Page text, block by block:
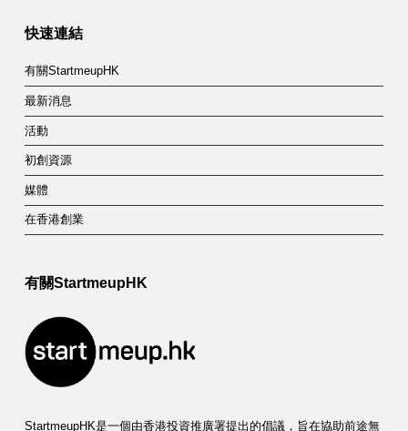
t
快速連結
有關StartmeupHK
最新消息
活動
初創資源
媒體
在香港創業
有關StartmeupHK
StartmeupHK是一個由香港投資推廣署提出的倡議，旨在協助前途無